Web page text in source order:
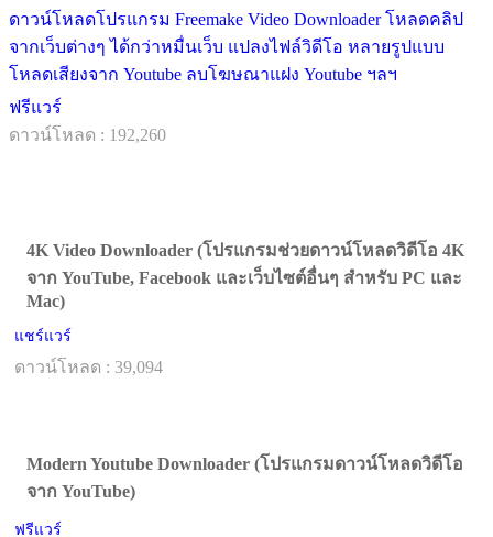
ดาวน์โหลดโปรแกรม Freemake Video Downloader โหลดคลิป
จากเว็บต่างๆ ได้กว่าหมื่นเว็บ แปลงไฟล์วิดีโอ หลายรูปแบบ
โหลดเสียงจาก Youtube ลบโฆษณาแฝง Youtube ฯลฯ
ฟรีแวร์
ดาวน์โหลด : 192,260
4K Video Downloader (โปรแกรมช่วยดาวน์โหลดวิดีโอ 4K
จาก YouTube, Facebook และเว็บไซต์อื่นๆ สำหรับ PC และ
Mac)
แชร์แวร์
ดาวน์โหลด : 39,094
Modern Youtube Downloader (โปรแกรมดาวน์โหลดวิดีโอ
จาก YouTube)
ฟรีแวร์